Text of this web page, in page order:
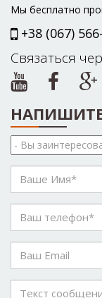
Мы бесплатно
+38 (067)
Связаться
Вы
заинтересованы
в
*
Имя
*
телефон
*
Email